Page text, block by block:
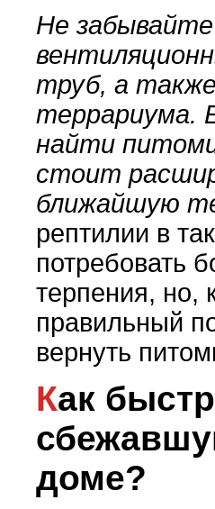
Не забывайте
труб, а
террариума.
найти
стоит
ближайшую
рептилии в
потребовать
терпения, но,
правильный
вернуть
Как быстро найти
доме?